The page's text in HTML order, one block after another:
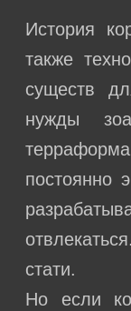
История
также
существ
нужды
постоянно
стати.
Но если